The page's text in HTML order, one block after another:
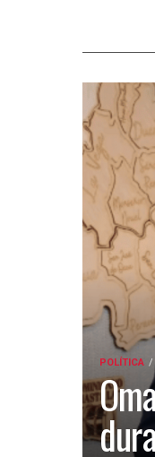
POLÍTICA